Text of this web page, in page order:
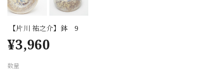
【片川 祐之介】鉢 9
¥3,960
数量